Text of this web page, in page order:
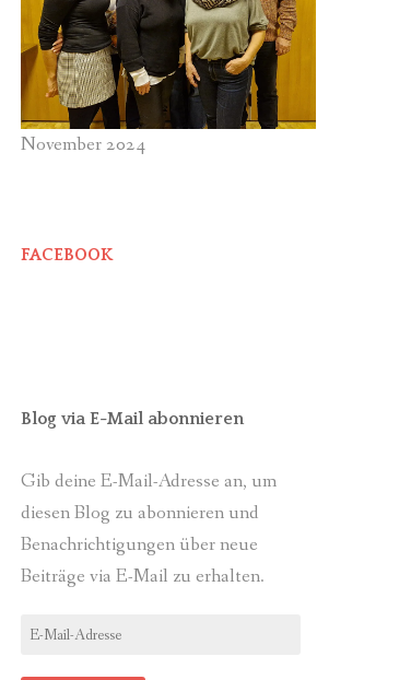
November 2024
FACEBOOK
Blog via E-Mail abonnieren
Gib deine E-Mail-Adresse an, um
diesen Blog zu abonnieren und
Benachrichtigungen über neue
Beiträge via E-Mail zu erhalten.
E-